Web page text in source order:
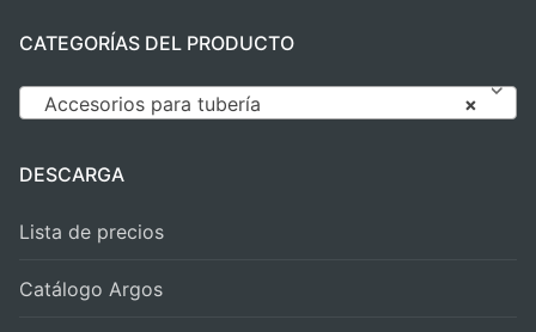
CATEGORÍAS DEL PRODUCTO
×
Accesorios para tubería
DESCARGA
Lista de precios
Catálogo Argos